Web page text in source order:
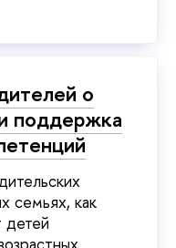
о
поддержка
семьях, как